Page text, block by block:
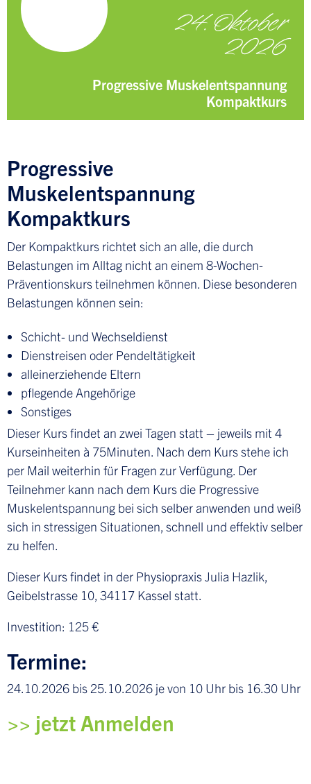
24. Oktober
2026
Progressive Muskelentspannung
Kompaktkurs
Progressive
Muskelentspannung
Kompaktkurs
Der Kompaktkurs richtet sich an alle, die durch
Belastungen im Alltag nicht an einem 8-Wochen-
Präventionskurs teilnehmen können. Diese besonderen
Belastungen können sein:
Schicht- und Wechseldienst
Dienstreisen oder Pendeltätigkeit
alleinerziehende Eltern
pflegende Angehörige
Sonstiges
Dieser Kurs findet an zwei Tagen statt – jeweils mit 4
Kurseinheiten à 75Minuten. Nach dem Kurs stehe ich
per Mail weiterhin für Fragen zur Verfügung. Der
Teilnehmer kann nach dem Kurs die Progressive
Muskelentspannung bei sich selber anwenden und weiß
sich in stressigen Situationen, schnell und effektiv selber
zu helfen.
Dieser Kurs findet in der Physiopraxis Julia Hazlik,
Geibelstrasse 10, 34117 Kassel statt.
Investition: 125 €
Termine:
24.10.2026 bis 25.10.2026 je von 10 Uhr bis 16.30 Uhr
>> jetzt Anmelden